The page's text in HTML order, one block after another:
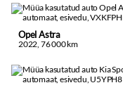
Opel Astra
2022, 76 000 km